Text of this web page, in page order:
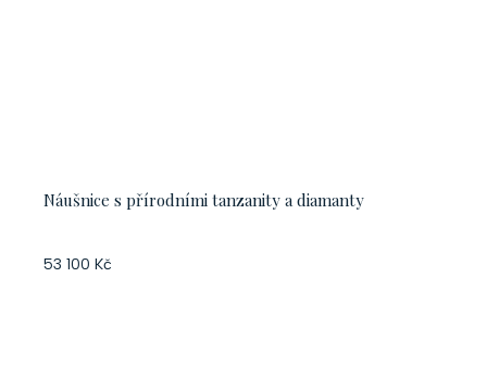
Náušnice s přírodními tanzanity a diamanty
53 100 Kč